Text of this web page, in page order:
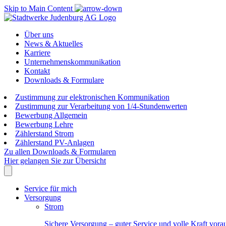
Skip to Main Content
Über uns
News & Aktuelles
Karriere
Unternehmenskommunikation
Kontakt
Downloads & Formulare
Zustimmung zur elektronischen Kommunikation
Zustimmung zur Verarbeitung von 1/4-Stundenwerten
Bewerbung Allgemein
Bewerbung Lehre
Zählerstand Strom
Zählerstand PV-Anlagen
Zu allen Downloads & Formularen
Hier gelangen Sie zur Übersicht
Service für mich
Versorgung
Strom
Sichere Versorgung – guter Service und volle Kraft